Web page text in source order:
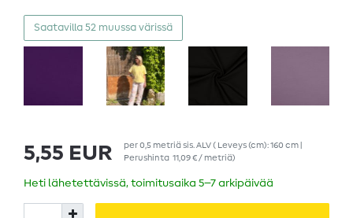
Saatavilla 52 muussa värissä
5,55 EUR per0,5 metriäsis. ALV( Leveys (cm): 160 cm |
Perushinta 11,09 € / metriä)
Heti lähetettävissä, toimitusaika 5–7 arkipäivää